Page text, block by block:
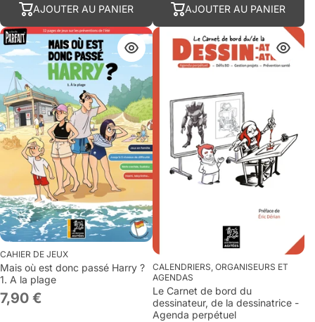
AJOUTER AU PANIER AJOUTER AU PANIER
CAHIER DE JEUX
Mais où est donc passé Harry ?
1. A la plage
7,90 €
CALENDRIERS, ORGANISEURS ET
AGENDAS
Le Carnet de bord du
dessinateur, de la dessinatrice -
Agenda perpétuel